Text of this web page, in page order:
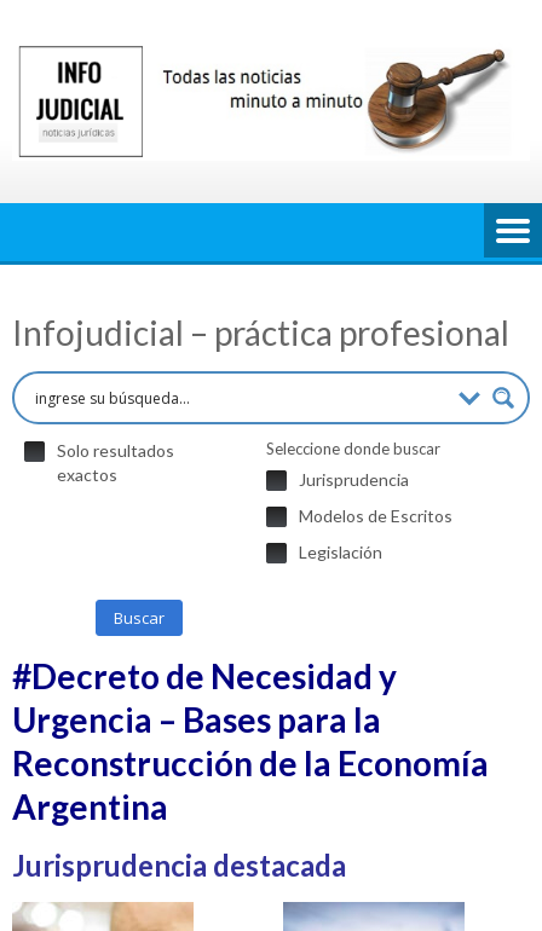
contenido
Infojudicial – práctica profesional
Solo resultados
exactos
Seleccione donde buscar
Jurisprudencia
Modelos de Escritos
Legislación
Buscar
#Decreto de Necesidad y
Urgencia – Bases para la
Reconstrucción de la Economía
Argentina
Jurisprudencia destacada